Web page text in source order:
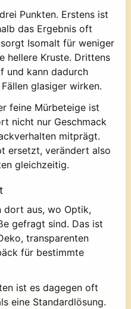
Punkten. Erstens ist
das Ergebnis oft
Isomalt für weniger
hellere Kruste. Drittens
und kann dadurch
glasiger wirken.
feine Mürbeteige ist
nicht nur Geschmack
mitprägt.
ersetzt, verändert also
gleichzeitig.
dort aus, wo Optik,
gefragt sind. Das ist
transparenten
für bestimmte
ist es dagegen oft
eine Standardlösung.